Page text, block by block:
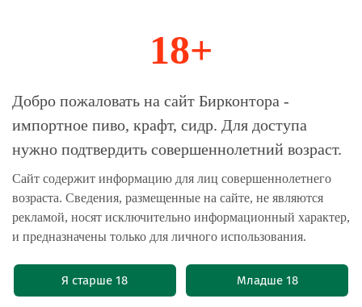
Магазин-Склад импортного пива, крафта и
Главная Пиво крафтовое
Пиво План Б Муркуэлл Пилзнер /
Plan B Murquell Pilsner 0.45 - банка
18+
Добро пожаловать на сайт Бирконтора -
импортное пиво, крафт, сидр. Для доступа
нужно подтвердить совершеннолетний возраст.
Сайт содержит информацию для лиц совершеннолетнего
возраста. Сведения, размещенные на сайте, не являются
рекламой, носят исключительно информационный характер,
и предназначены только для личного использования.
Я старше 18 Младше 18